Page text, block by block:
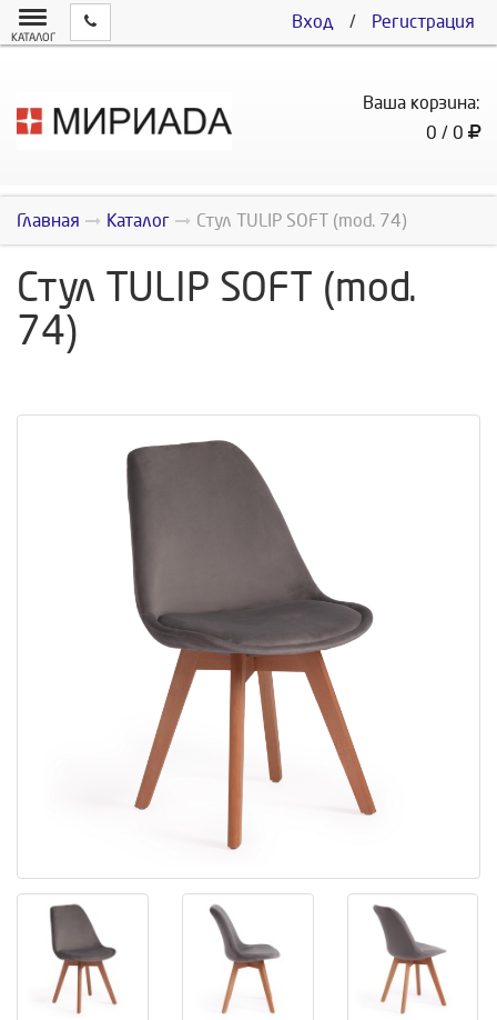
Вход / Регистрация
КАТАЛОГ
Ваша корзина:
0 / 0
Главная Каталог Стул TULIP SOFT (mod. 74)
Стул TULIP SOFT (mod.
74)